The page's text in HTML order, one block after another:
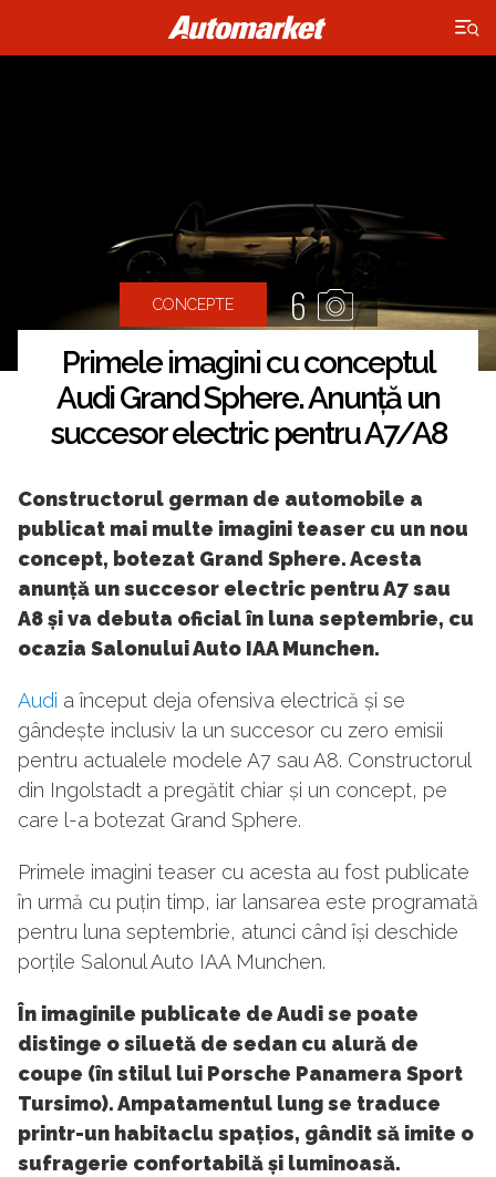
×
CONCEPTE 6
Primele imagini cu conceptul
Audi Grand Sphere. Anunță un
succesor electric pentru A7/A8
Constructorul german de automobile a
publicat mai multe imagini teaser cu un nou
concept, botezat Grand Sphere. Acesta
anunță un succesor electric pentru A7 sau
A8 și va debuta oficial în luna septembrie, cu
ocazia Salonului Auto IAA Munchen.
Audi a început deja ofensiva electrică și se
gândește inclusiv la un succesor cu zero emisii
pentru actualele modele A7 sau A8. Constructorul
din Ingolstadt a pregătit chiar și un concept, pe
care l-a botezat Grand Sphere.
Primele imagini teaser cu acesta au fost publicate
în urmă cu puțin timp, iar lansarea este programată
pentru luna septembrie, atunci când își deschide
porțile Salonul Auto IAA Munchen.
În imaginile publicate de Audi se poate
distinge o siluetă de sedan cu alură de
coupe (în stilul lui Porsche Panamera Sport
Tursimo). Ampatamentul lung se traduce
printr-un habitaclu spațios, gândit să imite o
sufragerie confortabilă și luminoasă.